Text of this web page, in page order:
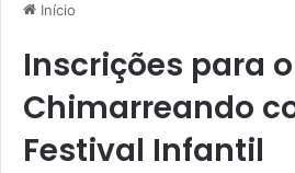
Início
Inscrições para
Chimarreando
Festival Infantil